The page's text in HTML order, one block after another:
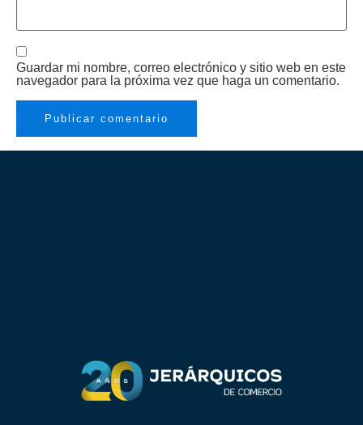
Guardar mi nombre, correo electrónico y sitio web en este
navegador para la próxima vez que haga un comentario.